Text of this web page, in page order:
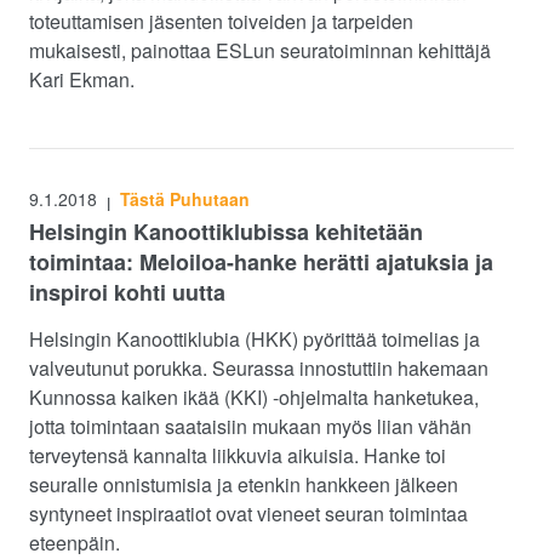
toteuttamisen jäsenten toiveiden ja tarpeiden
mukaisesti, painottaa ESLun seuratoiminnan kehittäjä
Kari Ekman.
9.1.2018 | Tästä Puhutaan
Helsingin Kanoottiklubissa kehitetään
toimintaa: Meloiloa-hanke herätti ajatuksia ja
inspiroi kohti uutta
Helsingin Kanoottiklubia (HKK) pyörittää toimelias ja
valveutunut porukka. Seurassa innostuttiin hakemaan
Kunnossa kaiken ikää (KKI) -ohjelmalta hanketukea,
jotta toimintaan saataisiin mukaan myös liian vähän
terveytensä kannalta liikkuvia aikuisia. Hanke toi
seuralle onnistumisia ja etenkin hankkeen jälkeen
syntyneet inspiraatiot ovat vieneet seuran toimintaa
eteenpäin.